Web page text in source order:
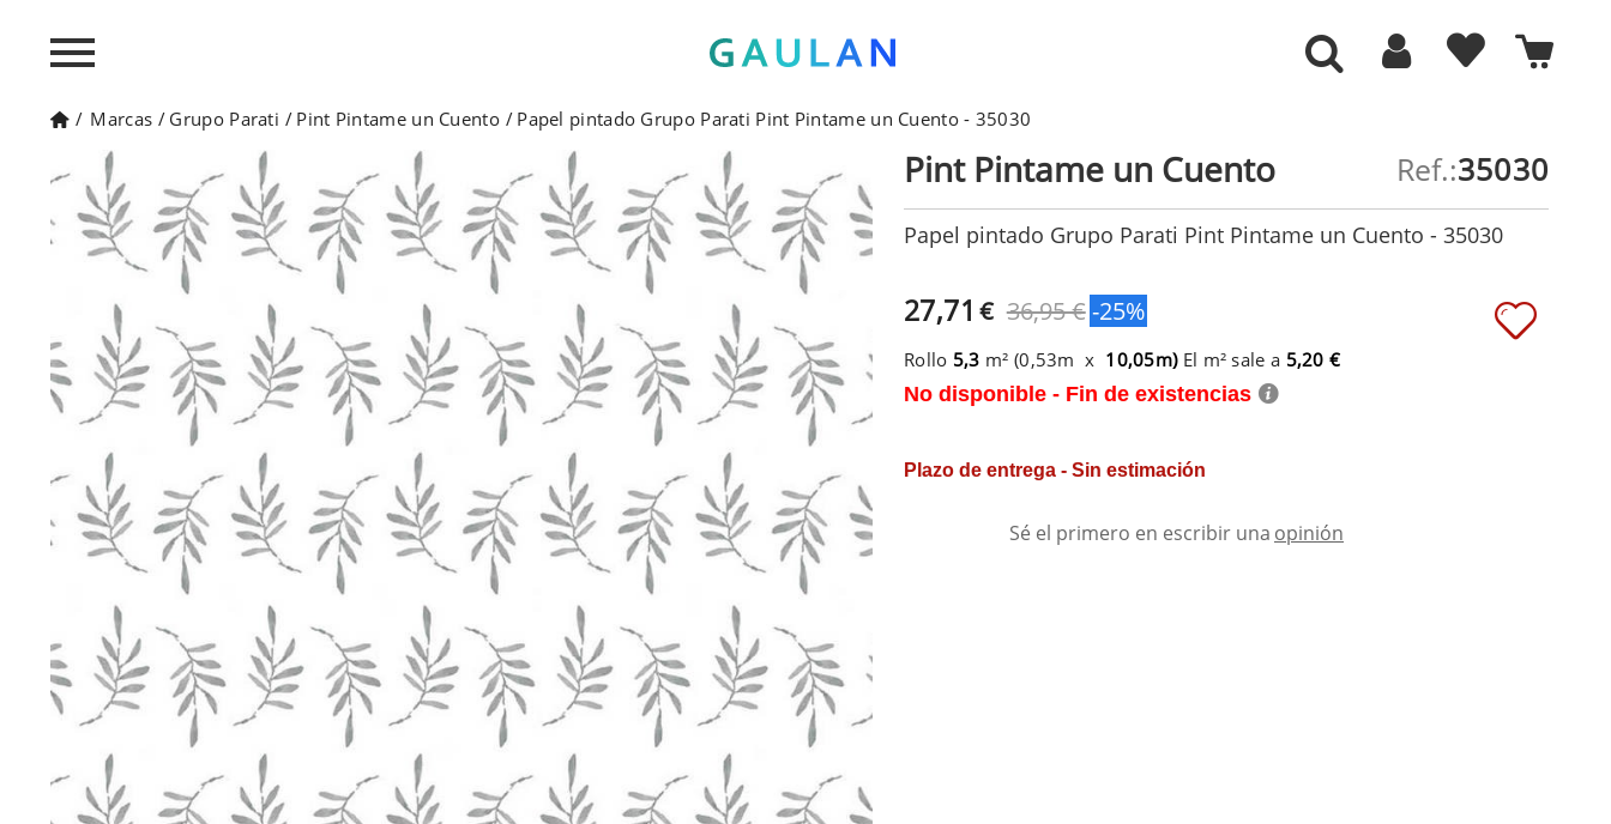
/ Marcas / Grupo Parati / Pint Pintame un Cuento / Papel pintado Grupo Parati Pint Pintame un Cuento - 35030
Pint Pintame un Cuento 35030
Ref.:
Papel pintado Grupo Parati Pint Pintame un Cuento - 35030
27,71 € 36,95 €-25%
Rollo 5,3 m² (0,53m x 10,05m) El m² sale a 5,20 €
No disponible - Fin de existencias
Plazo de entrega - Sin estimación
Sé el primero en escribir una opinión